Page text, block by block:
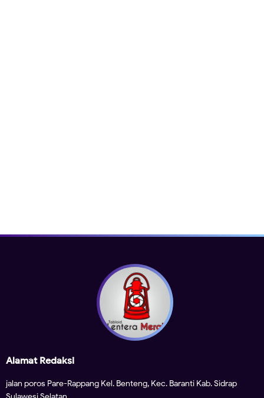
Alamat Redaksi
jalan poros Pare-Rappang Kel. Benteng, Kec. Baranti Kab. Sidrap